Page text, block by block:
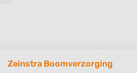
Zeinstra Boomverzorging